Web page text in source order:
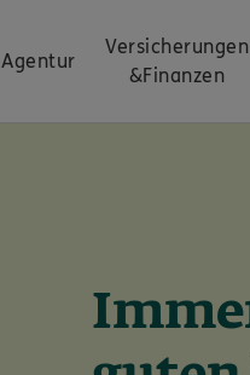
Agentur
Versicherungen
&Finanzen